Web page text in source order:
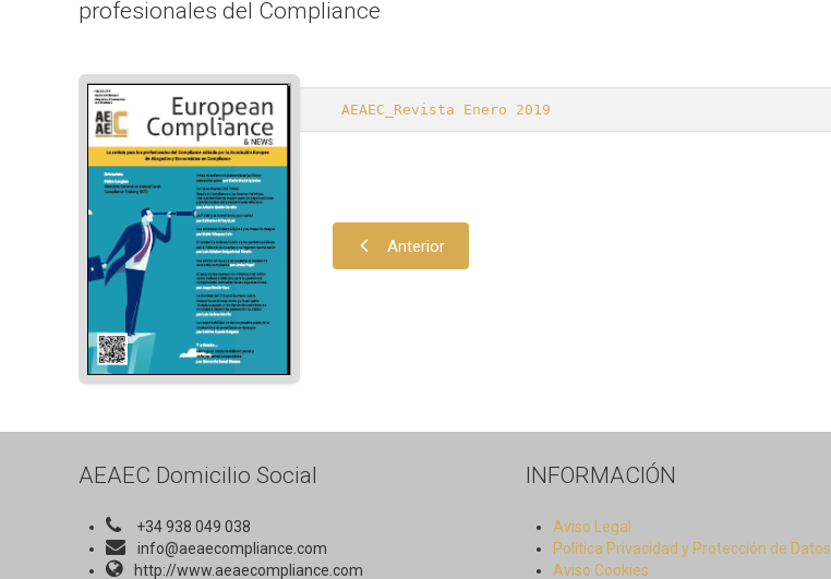
profesionales del Compliance
AEAEC_Revista Enero 2019
Anterior
AEAEC Domicilio Social
+34 938 049 038
info@aeaecompliance.com
http://www.aeaecompliance.com
INFORMACIÓN
Aviso Legal
Política Privacidad y Protección de Datos
Aviso Cookies